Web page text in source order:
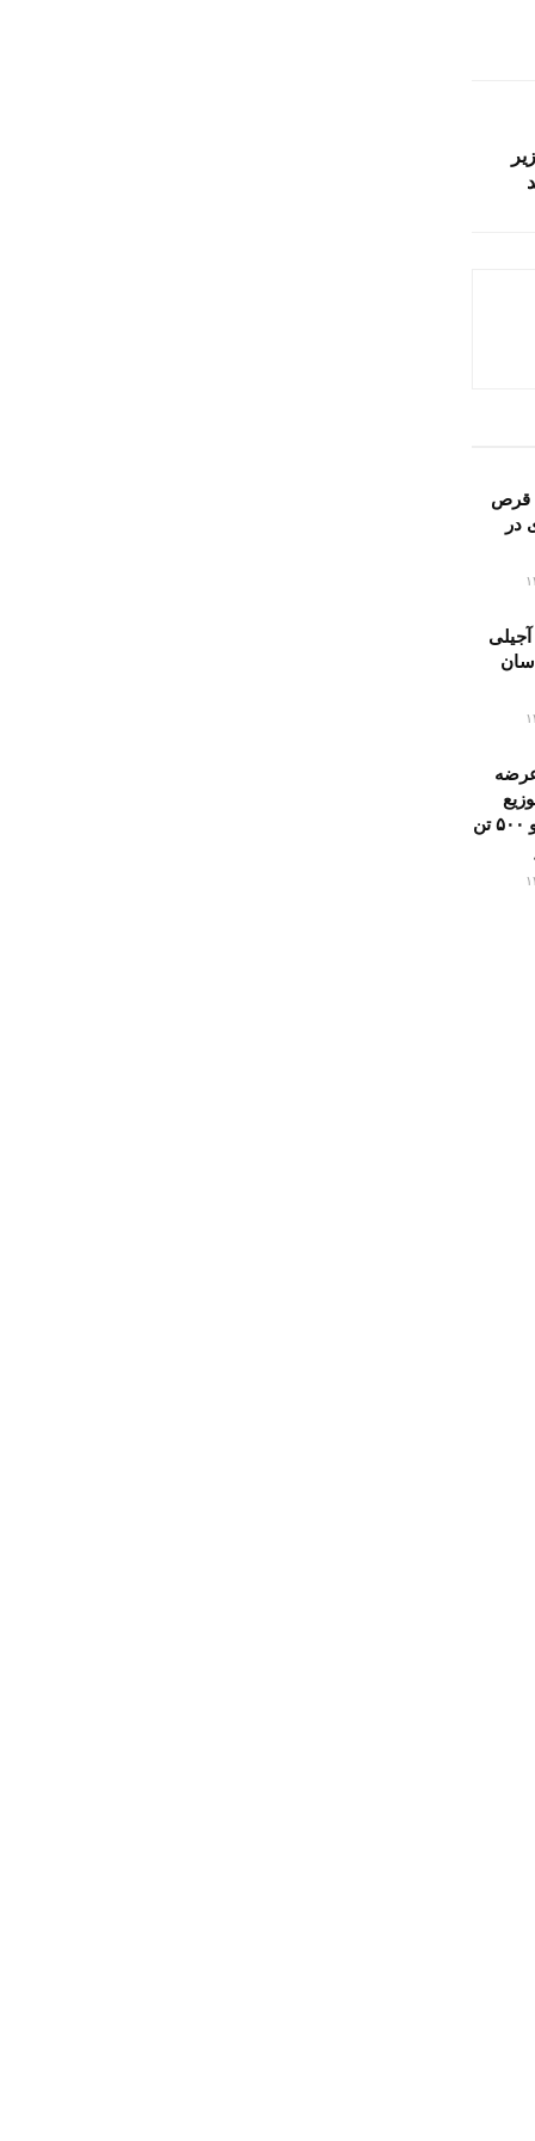
قرص
در
روزانه هزار و ۵۰۰ تن